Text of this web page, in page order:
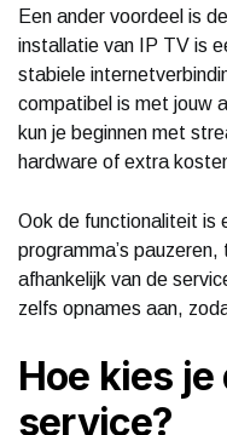
Een ander voordeel is
installatie van IP TV is
stabiele
compatibel is met jouw
kun je beginnen met
hardware of extra
Ook de functionaliteit is
programma’s
afhankelijk van de
zelfs opnames aan,
Hoe kies
service?